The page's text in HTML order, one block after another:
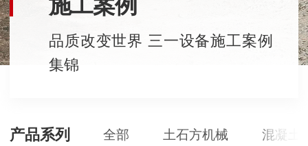
施工案例
品质改变世界 三一设备施工案例
集锦
产品系列 全部 土石方机械 混凝土